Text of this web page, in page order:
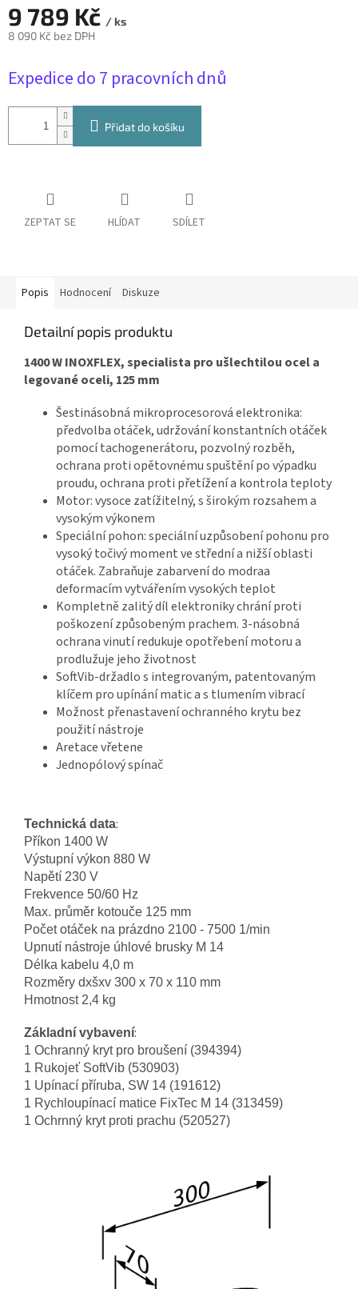
9 789 Kč / ks
8 090 Kč bez DPH
cena:
Expedice do 7 pracovních dnů
Přidat do košíku
ZEPTAT SE HLÍDAT SDÍLET
Popis Hodnocení Diskuze
Detailní popis produktu
1400 W INOXFLEX, specialista pro ušlechtilou ocel a
legované oceli, 125 mm
Šestinásobná mikroprocesorová elektronika:
předvolba otáček, udržování konstantních otáček
pomocí tachogenerátoru, pozvolný rozběh,
ochrana proti opětovnému spuštění po výpadku
proudu, ochrana proti přetížení a kontrola teploty
Motor: vysoce zatížitelný, s širokým rozsahem a
vysokým výkonem
Speciální pohon: speciální uzpůsobení pohonu pro
vysoký točivý moment ve střední a nižší oblasti
otáček. Zabraňuje zabarvení do modraa
deformacím vytvářením vysokých teplot
Kompletně zalitý díl elektroniky chrání proti
poškození způsobeným prachem. 3-násobná
ochrana vinutí redukuje opotřebení motoru a
prodlužuje jeho životnost
SoftVib-držadlo s integrovaným, patentovaným
klíčem pro upínání matic a s tlumením vibrací
Možnost přenastavení ochranného krytu bez
použití nástroje
Aretace vřetene
Jednopólový spínač
Technická data:
Příkon 1400 W
Výstupní výkon 880 W
Napětí 230 V
Frekvence 50/60 Hz
Max. průměr kotouče 125 mm
Počet otáček na prázdno 2100 - 7500 1/min
Upnutí nástroje úhlové brusky M 14
Délka kabelu 4,0 m
Rozměry dxšxv 300 x 70 x 110 mm
Hmotnost 2,4 kg
Základní vybavení:
1 Ochranný kryt pro broušení (394394)
1 Rukojeť SoftVib (530903)
1 Upínací příruba, SW 14 (191612)
1 Rychloupínací matice FixTec M 14 (313459)
1 Ochrnný kryt proti prachu (520527)